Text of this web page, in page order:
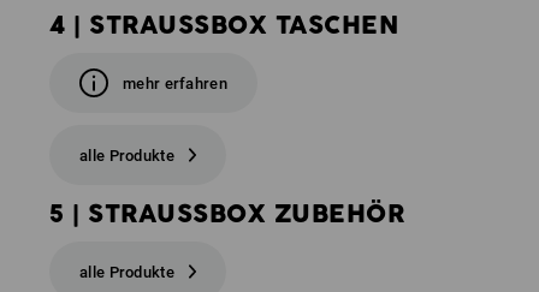
4 | STRAUSSBOX TASCHEN
mehr erfahren
alle Produkte
5 | STRAUSSBOX ZUBEHÖR
alle Produkte